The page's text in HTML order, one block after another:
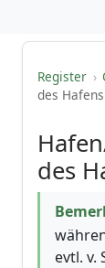
Register ›
des Hafens
des
evtl. v.